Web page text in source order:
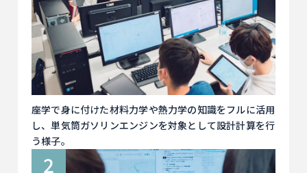
座学で身に付けた材料力学や熱力学の知識をフルに活用
し、単気筒ガソリンエンジンを対象として設計計算を行
う様子。